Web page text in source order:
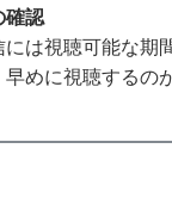
確認
には視聴可能な期
早めに視聴するの